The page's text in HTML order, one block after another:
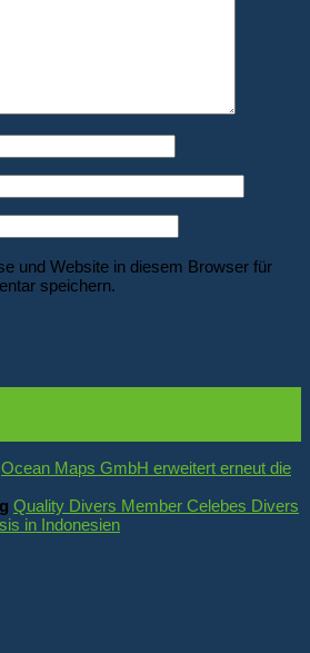
und Website in diesem Browser für
speichern.
Ocean Maps GmbH erweitert erneut die
Quality Divers Member Celebes Divers
in Indonesien